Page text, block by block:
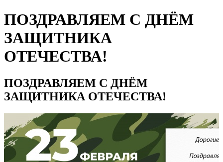
ПОЗДРАВЛЯЕМ С ДНЁМ
ЗАЩИТНИКА
ОТЕЧЕСТВА!
ПОЗДРАВЛЯЕМ С ДНЁМ
ЗАЩИТНИКА ОТЕЧЕСТВА!